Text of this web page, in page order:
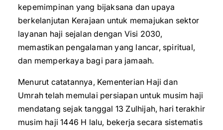
kepemimpinan yang bijaksana dan upaya
berkelanjutan Kerajaan untuk memajukan sektor
layanan haji sejalan dengan Visi 2030,
memastikan pengalaman yang lancar, spiritual,
dan memperkaya bagi para jamaah.
Menurut catatannya, Kementerian Haji dan
Umrah telah memulai persiapan untuk musim haji
mendatang sejak tanggal 13 Zulhijah, hari terakhir
musim haji 1446 H lalu, bekerja secara sistematis